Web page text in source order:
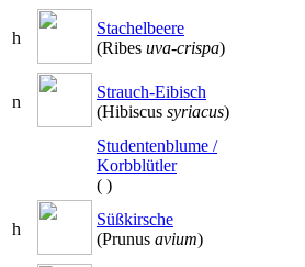
h
Stachelbeere
(Ribes uva-crispa)
n
Strauch-Eibisch
(Hibiscus syriacus)
Studentenblume /
Korbblütler
( )
h
Süßkirsche
(Prunus avium)